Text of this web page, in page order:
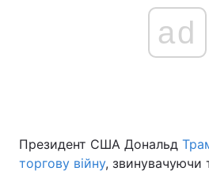
ad
Президент США Дональд
торгову війну, звинувачуючи